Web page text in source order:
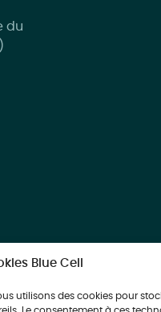
Blue Cell
utilisons des cookies pour
du